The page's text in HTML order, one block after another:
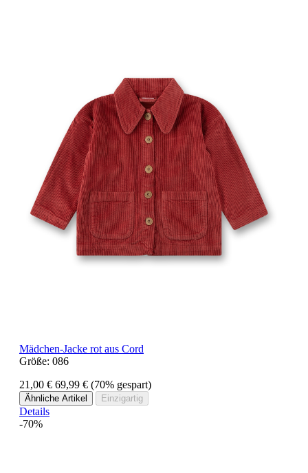
Mädchen-Jacke rot aus Cord
Größe: 086
21,00 € 69,99 € (70% gespart)
Ähnliche Artikel Einzigartig
Details
-70%